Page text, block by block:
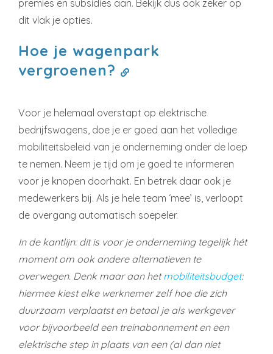
premies en subsidies aan. Bekijk dus ook zeker op
dit vlak je opties.
Hoe je wagenpark
vergroenen?
Voor je helemaal overstapt op elektrische
bedrijfswagens, doe je er goed aan het volledige
mobiliteitsbeleid van je onderneming onder de loep
te nemen. Neem je tijd om je goed te informeren
voor je knopen doorhakt. En betrek daar ook je
medewerkers bij. Als je hele team ‘mee’ is, verloopt
de overgang automatisch soepeler.
In de kantlijn: dit is voor je onderneming tegelijk hét
moment om ook andere alternatieven te
overwegen. Denk maar aan hetmobiliteitsbudget:
hiermee kiest elke werknemer zelf hoe die zich
duurzaam verplaatst en betaal je als werkgever
voor bijvoorbeeld een treinabonnement en een
elektrische step in plaats van een (al dan niet